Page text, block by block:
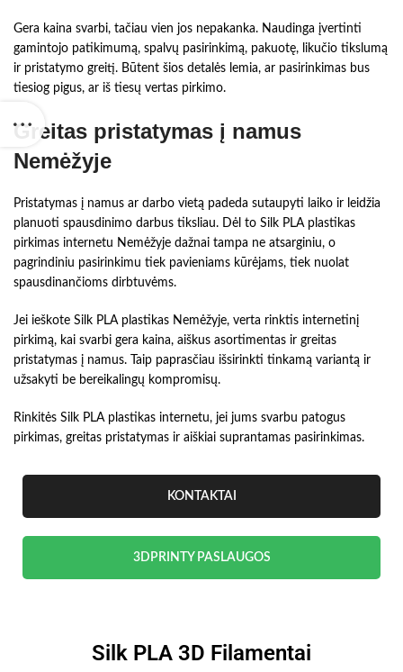
Gera kaina svarbi, tačiau vien jos nepakanka. Naudinga įvertinti
gamintojo patikimumą, spalvų pasirinkimą, pakuotę, likučio tikslumą
ir pristatymo greitį. Būtent šios detalės lemia, ar pasirinkimas bus
tiesiog pigus, ar iš tiesų vertas pirkimo.
Greitas pristatymas į namus
Nemėžyje
Pristatymas į namus ar darbo vietą padeda sutaupyti laiko ir leidžia
planuoti spausdinimo darbus tiksliau. Dėl to Silk PLA plastikas
pirkimas internetu Nemėžyje dažnai tampa ne atsarginiu, o
pagrindiniu pasirinkimu tiek pavieniams kūrėjams, tiek nuolat
spausdinančioms dirbtuvėms.
Jei ieškote Silk PLA plastikas Nemėžyje, verta rinktis internetinį
pirkimą, kai svarbi gera kaina, aiškus asortimentas ir greitas
pristatymas į namus. Taip paprasčiau išsirinkti tinkamą variantą ir
užsakyti be bereikalingų kompromisų.
Rinkitės Silk PLA plastikas internetu, jei jums svarbu patogus
pirkimas, greitas pristatymas ir aiškiai suprantamas pasirinkimas.
KONTAKTAI
3DPRINTY PASLAUGOS
Silk PLA 3D Filamentai